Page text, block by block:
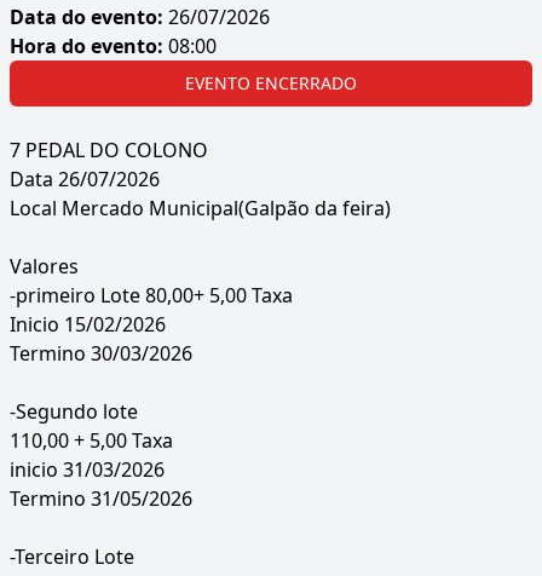
Data do evento: 26/07/2026
Hora do evento: 08:00
EVENTO ENCERRADO
7 PEDAL DO COLONO
Data 26/07/2026
Local Mercado Municipal(Galpão da feira)
Valores
-primeiro Lote 80,00+ 5,00 Taxa
Inicio 15/02/2026
Termino 30/03/2026
-Segundo lote
110,00 + 5,00 Taxa
inicio 31/03/2026
Termino 31/05/2026
-Terceiro Lote